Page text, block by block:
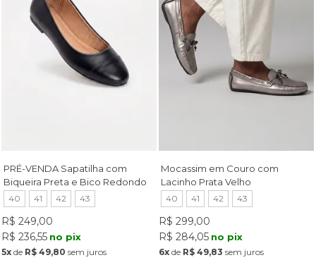
PRÉ-VENDA Sapatilha com
Biqueira Preta e Bico Redondo
Preta
40 41 42 43
R$ 249,00
R$ 236,55 no pix
5xde R$ 49,80 sem juros
Mocassim em Couro com
Lacinho Prata Velho
40 41 42 43
R$ 299,00
R$ 284,05 no pix
6x de R$ 49,83 sem juros